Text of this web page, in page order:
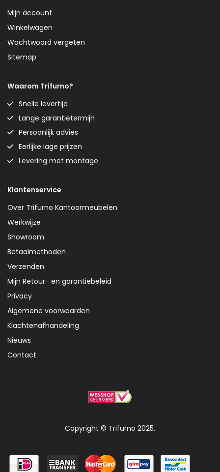
Mijn account
Winkelwagen
Wachtwoord vergeten
Sitemap
Waarom Trifurno?
Snelle levertijd
Lange garantietermijn
Persoonlijk advies
Eerlijke lage prijzen
Levering met montage
Klantenservice
Over Trifurno Kantoormeubelen
Werkwijze
Showroom
Betaalmethoden
Verzenden
Mijn Retour- en garantiebeleid
Privacy
Algemene voorwaarden
Klachtenafhandeling
Nieuws
Contact
Copyright © Trifurno 2025.